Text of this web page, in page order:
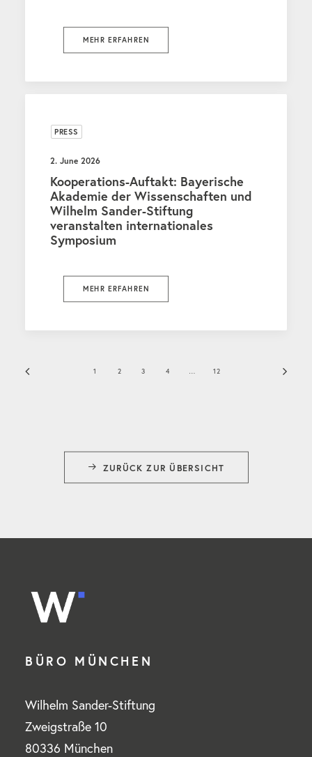
MEHR ERFAHREN
PRESS
2. June 2026
Kooperations-Auftakt: Bayerische
Akademie der Wissenschaften und
Wilhelm Sander-Stiftung
veranstalten internationales
Symposium
MEHR ERFAHREN
1 2 3 4 12
ZURÜCK ZUR ÜBERSICHT
BÜRO MÜNCHEN
Wilhelm Sander-Stiftung
Zweigstraße 10
80336 München